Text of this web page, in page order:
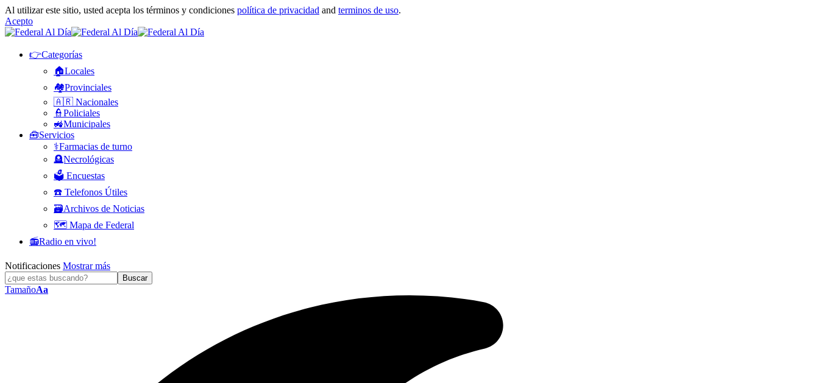
Al utilizar este sitio, usted acepta los términos y condiciones política de privacidad and terminos de uso.
Acepto
👉Categorías
🏠Locales
🏘️Provinciales
🇦🇷 Nacionales
👮Policiales
🚜Municipales
🧰Servicios
⚕️Farmacias de turno
🪦Necrológicas
🗳️ Encuestas
☎️ Telefonos Útiles
🗃️Archivos de Noticias
🗺️ Mapa de Federal
📻Radio en vivo!
Notificaciones Mostrar más
TamañoAa